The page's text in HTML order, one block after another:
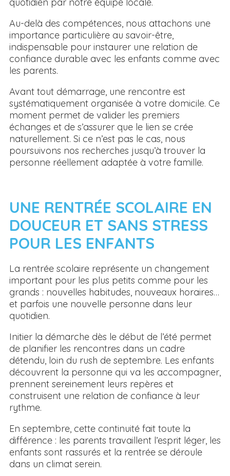
quotidien par notre équipe locale.
Au-delà des compétences, nous attachons une
importance particulière au savoir-être,
indispensable pour instaurer une relation de
confiance durable avec les enfants comme avec
les parents.
Avant tout démarrage, une rencontre est
systématiquement organisée à votre domicile. Ce
moment permet de valider les premiers
échanges et de s’assurer que le lien se crée
naturellement. Si ce n’est pas le cas, nous
poursuivons nos recherches jusqu’à trouver la
personne réellement adaptée à votre famille.
UNE RENTRÉE SCOLAIRE EN
DOUCEUR ET SANS STRESS
POUR LES ENFANTS
La rentrée scolaire représente un changement
important pour les plus petits comme pour les
grands : nouvelles habitudes, nouveaux horaires…
et parfois une nouvelle personne dans leur
quotidien.
Initier la démarche dès le début de l’été permet
de planifier les rencontres dans un cadre
détendu, loin du rush de septembre. Les enfants
découvrent la personne qui va les accompagner,
prennent sereinement leurs repères et
construisent une relation de confiance à leur
rythme.
En septembre, cette continuité fait toute la
différence : les parents travaillent l’esprit léger, les
enfants sont rassurés et la rentrée se déroule
dans un climat serein.